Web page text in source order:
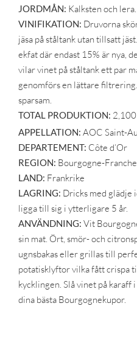
JORDMÅN: Kalksten och lera.
VINIFIKATION: Druvorna
jäsa på ståltank utan tillsatt
ekfat där endast 15% är nya,
vilar vinet på ståltank ett par
genomförs en lättare
sparsam.
TOTAL PRODUKTION: 2,100
APPELLATION: AOC Saint-
DEPARTEMENT: Côte d’Or
REGION: Bourgogne-
LAND: Frankrike
LAGRING: Dricks med glädje
ligga till sig i ytterligare 5 år.
ANVÄNDNING: Vit
sin mat. Ört, smör- och
ugnsbakas eller grillas till
potatisklyftor vilka fått crispa
kycklingen. Slå vinet på
dina bästa Bourgognekupor.